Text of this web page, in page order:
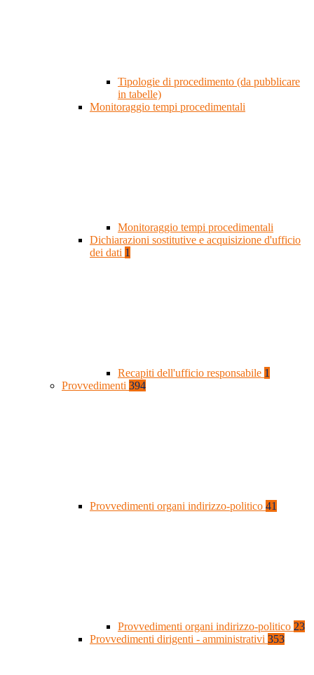
Tipologie di procedimento (da pubblicare
in tabelle)
Monitoraggio tempi procedimentali
Monitoraggio tempi procedimentali
Dichiarazioni sostitutive e acquisizione d'ufficio
dei dati 1
Recapiti dell'ufficio responsabile 1
Provvedimenti 394
Provvedimenti organi indirizzo-politico 41
Provvedimenti organi indirizzo-politico 23
Provvedimenti dirigenti - amministrativi 353